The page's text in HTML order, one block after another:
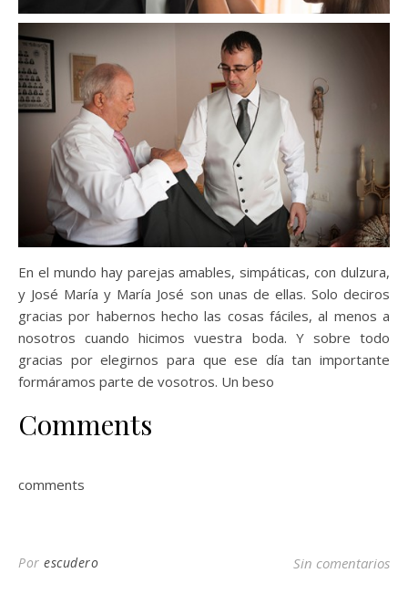
En el mundo hay parejas amables, simpáticas, con dulzura,
y José María y María José son unas de ellas. Solo deciros
gracias por habernos hecho las cosas fáciles, al menos a
nosotros cuando hicimos vuestra boda. Y sobre todo
gracias por elegirnos para que ese día tan importante
formáramos parte de vosotros. Un beso
Comments
comments
Por escudero Sin comentarios